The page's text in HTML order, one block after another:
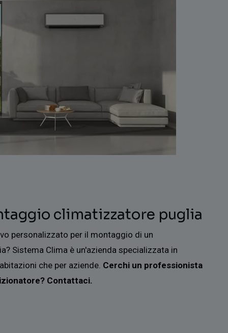
climatizzatore puglia
personalizzato per il montaggio di un
Sistema Clima è un'azienda specializzata in
che per aziende. Cerchi un professionista
Contattaci.